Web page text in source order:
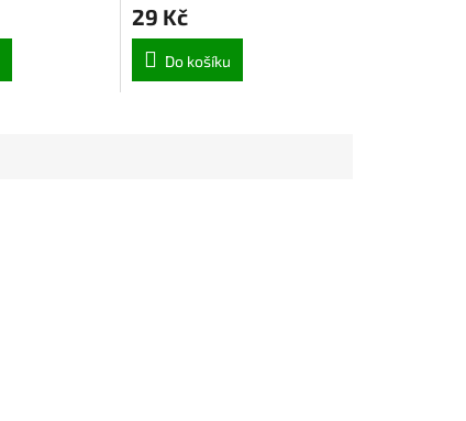
29 Kč
Do košíku